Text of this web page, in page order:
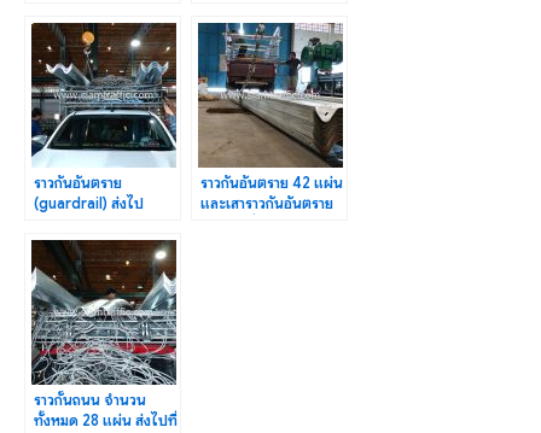
จ.พะเยา
(พิจิตร)
ราวกันอันตราย
(guardrail) ส่งไป
จ.สุพรรณบุรี
ราวกันอันตราย 42 แผ่น
และเสาราวกันอันตราย
ราวกั้นถนน จำนวน
ทั้งหมด 28 แผ่น ส่งไปที่